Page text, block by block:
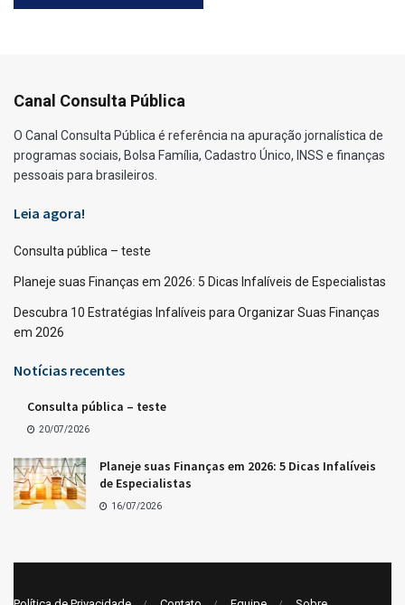
Canal Consulta Pública
O Canal Consulta Pública é referência na apuração jornalística de
programas sociais, Bolsa Família, Cadastro Único, INSS e finanças
pessoais para brasileiros.
Leia agora!
Consulta pública – teste
Planeje suas Finanças em 2026: 5 Dicas Infalíveis de Especialistas
Descubra 10 Estratégias Infalíveis para Organizar Suas Finanças
em 2026
Notícias recentes
Consulta pública – teste
20/07/2026
Planeje suas Finanças em 2026: 5 Dicas Infalíveis
de Especialistas
16/07/2026